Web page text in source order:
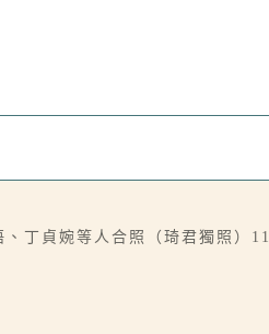
丁貞婉等人合照（琦君獨照）11